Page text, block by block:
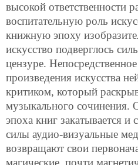
высокой ответственности
воспитательную роль
книжную эпоху
искусство подверглось
цензуре.
произведения искусства
критиком, который
музыкального сочинения.
эпоха книг закатывается
силы аудио-визуальные
возвращают свои
магические, почти